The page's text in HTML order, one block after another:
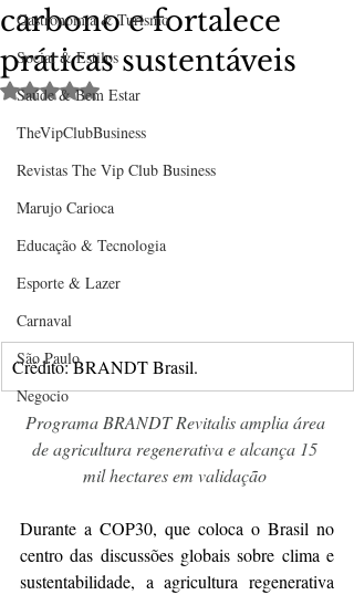
Gastronomia & Turismo
Social & Estilos
Saúde & Bem Estar
TheVipClubBusiness
Revistas The Vip Club Business
Marujo Carioca
Educação & Tecnologia
Esporte & Lazer
Carnaval
São Paulo
Negocio
carbono e fortalece
práticas sustentáveis
Avaliado com NaN de 5 estrelas.
Crédito: BRANDT Brasil.
Programa BRANDT Revitalis amplia área
de agricultura regenerativa e alcança 15
mil hectares em validação
Durante a COP30, que coloca o Brasil no
centro das discussões globais sobre clima e
sustentabilidade, a agricultura regenerativa